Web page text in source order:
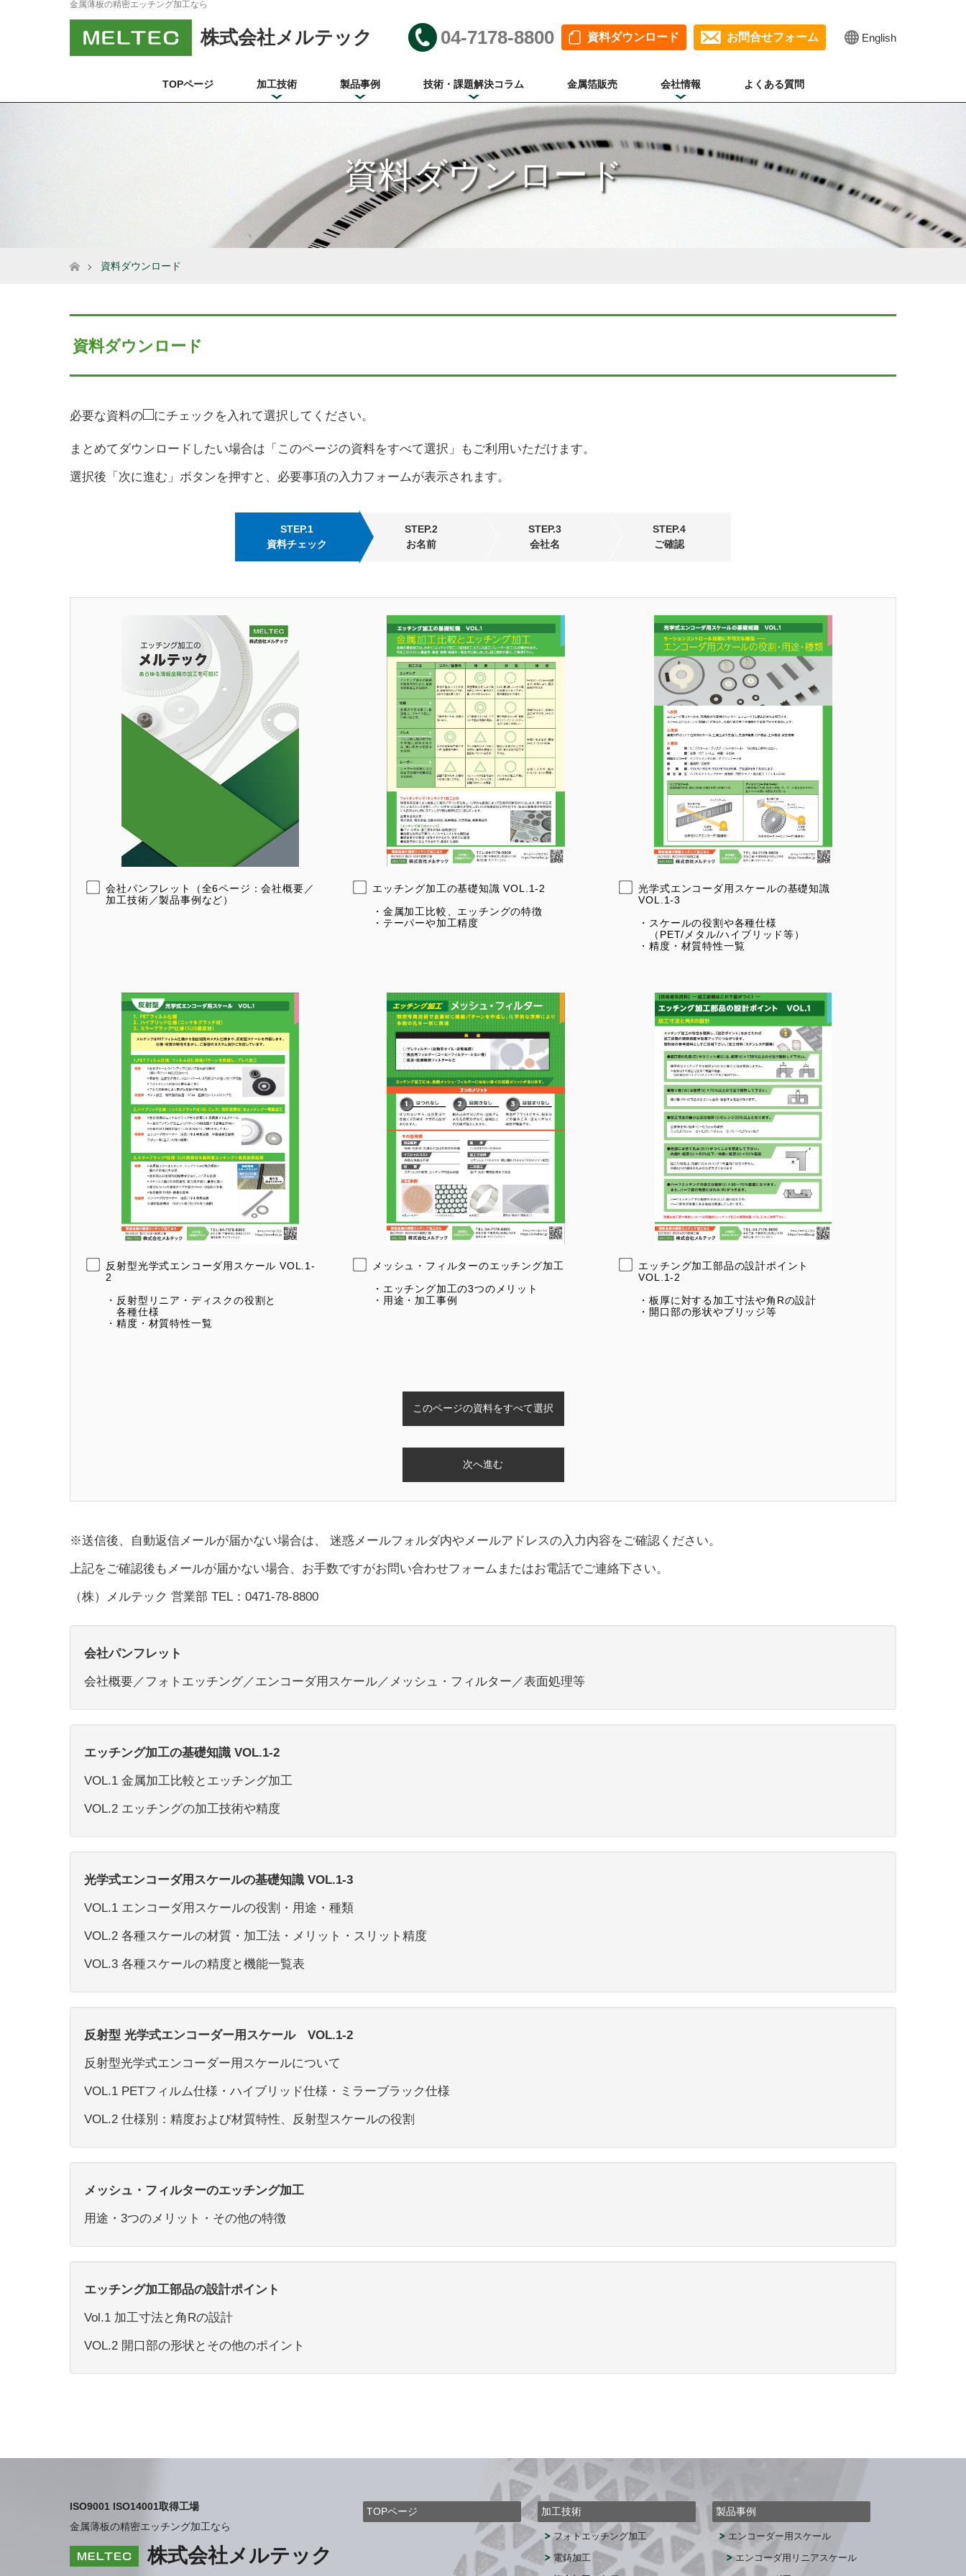
金属薄板の精密エッチング加工なら
株式会社メルテック 04-7178-8800 資料ダウンロード お問合せフォーム English
TOPページ 加工技術 製品事例 技術・課題解決コラム 金属箔販売 会社情報 よくある質問
資料ダウンロード
ホーム
資料ダウンロード
資料ダウンロード
必要な資料の□にチェックを入れて選択してください。
まとめてダウンロードしたい場合は「このページの資料をすべて選択」もご利用いただけます。
選択後「次に進む」ボタンを押すと、必要事項の入力フォームが表示されます。
STEP.1
資料チェック
STEP.2
お名前
STEP.3
会社名
STEP.4
ご確認
会社パンフレット（全6ページ：会社概要／
加工技術／製品事例など）
エッチング加工の基礎知識 VOL.1-2
・金属加工比較、エッチングの特徴
・テーパーや加工精度
光学式エンコーダ用スケールの基礎知識
VOL.1-3
・スケールの役割や各種仕様
（PET/メタル/ハイブリッド等）
・精度・材質特性一覧
反射型光学式エンコーダ用スケール VOL.1-
2
・反射型リニア・ディスクの役割と
各種仕様
・精度・材質特性一覧
メッシュ・フィルターのエッチング加工
・エッチング加工の3つのメリット
・用途・加工事例
エッチング加工部品の設計ポイント
VOL.1-2
・板厚に対する加工寸法や角Rの設計
・開口部の形状やブリッジ等
※送信後、自動返信メールが届かない場合は、 迷惑メールフォルダ内やメールアドレスの入力内容をご確認ください。
上記をご確認後もメールが届かない場合、お手数ですがお問い合わせフォームまたはお電話でご連絡下さい。
（株）メルテック 営業部 TEL：0471-78-8800
会社パンフレット
会社概要／フォトエッチング／エンコーダ用スケール／メッシュ・フィルター／表面処理等
エッチング加工の基礎知識 VOL.1-2
VOL.1 金属加工比較とエッチング加工
VOL.2 エッチングの加工技術や精度
光学式エンコーダ用スケールの基礎知識 VOL.1-3
VOL.1 エンコーダ用スケールの役割・用途・種類
VOL.2 各種スケールの材質・加工法・メリット・スリット精度
VOL.3 各種スケールの精度と機能一覧表
反射型 光学式エンコーダー用スケール VOL.1-2
反射型光学式エンコーダー用スケールについて
VOL.1 PETフィルム仕様・ハイブリッド仕様・ミラーブラック仕様
VOL.2 仕様別：精度および材質特性、反射型スケールの役割
メッシュ・フィルターのエッチング加工
用途・3つのメリット・その他の特徴
エッチング加工部品の設計ポイント
Vol.1 加工寸法と角Rの設計
VOL.2 開口部の形状とその他のポイント
ISO9001 ISO14001取得工場
金属薄板の精密エッチング加工なら
株式会社メルテック
TOPページ 加工技術
フォトエッチング加工
電鋳加工
製品事例
エンコーダー用スケール
エンコーダ用リニアスケール